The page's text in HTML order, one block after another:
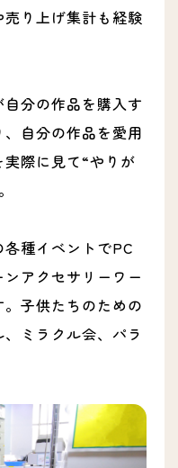
り上げ集計も経験
分の作品を購入す
自分の作品を愛用
際に見て“やりが
種イベントでPC
アクセサリーワー
子供たちのための
ミラクル会、パラ